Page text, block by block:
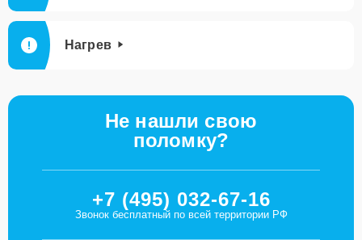
Нагрев
Не нашли свою
поломку?
+7 (495) 032-67-16
Звонок бесплатный по всей территории РФ